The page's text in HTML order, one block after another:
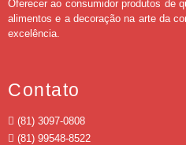
Oferecer ao consumidor produtos de
alimentos e a decoração na arte da
excelência.
Contato
(81) 3097-0808
(81) 99548-8522